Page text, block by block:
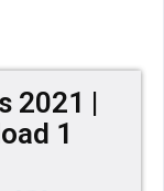
2021 |
1